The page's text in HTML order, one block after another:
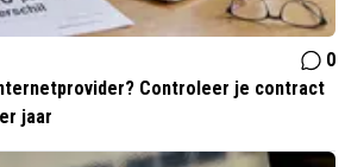
0
Controleer je contract
jaar